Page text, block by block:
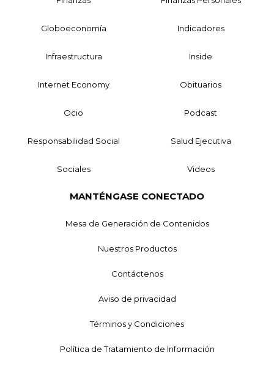
Globoeconomía Indicadores
Infraestructura Inside
Internet Economy Obituarios
Ocio Podcast
Responsabilidad Social Salud Ejecutiva
Sociales Videos
MANTÉNGASE CONECTADO
Mesa de Generación de Contenidos
Nuestros Productos
Contáctenos
Aviso de privacidad
Términos y Condiciones
Política de Tratamiento de Información